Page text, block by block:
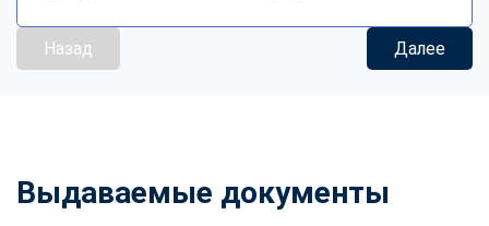
Назад Далее
Выдаваемые документы